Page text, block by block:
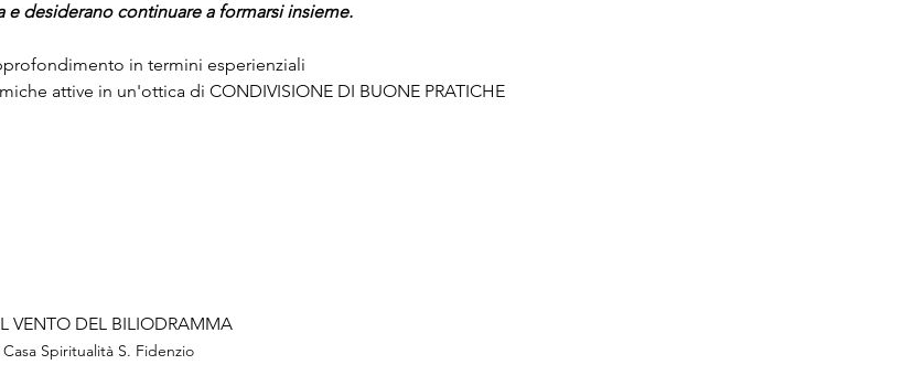
desiderano continuare a formarsi insieme.
in termini esperienziali
attive in un'ottica di CONDIVISIONE DI BUONE PRATICHE
VENTO DEL BILIODRAMMA
Casa Spiritualità S. Fidenzio